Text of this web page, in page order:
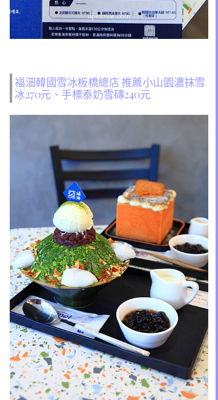
福沺韓國雪冰板橋總店 推薦小山園濃抹雪
冰270元、手標泰奶雪磚240元